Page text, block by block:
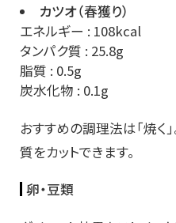
カツオ（春獲り）
エネルギー : 108kcal
タンパク質 : 25.8g
脂質 : 0.5g
炭水化物 : 0.1g
おすすめの調理法は「焼く
質をカットできます。
卵・豆類